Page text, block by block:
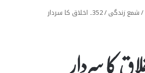
/شمع زندگی/352۔ اخلاق کا سردار